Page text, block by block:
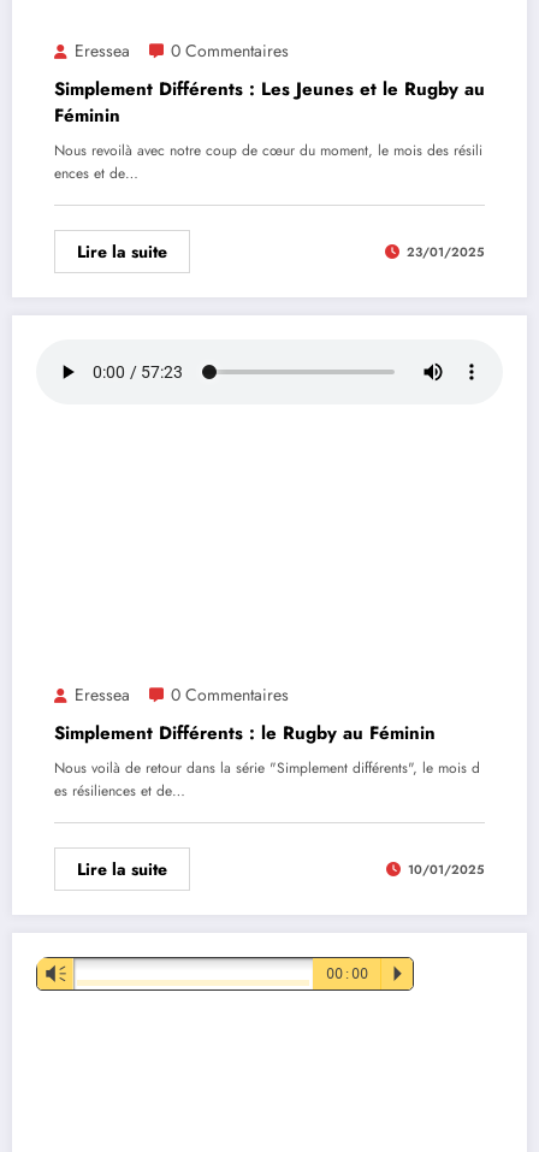
Eressea 0 Commentaires
Simplement Différents : Les Jeunes et le Rugby au
Féminin
Nous revoilà avec notre coup de cœur du moment, le mois des résili
ences et de…
Lire la suite 23/01/2025
Eressea 0 Commentaires
Simplement Différents : le Rugby au Féminin
Nous voilà de retour dans la série "Simplement différents", le mois d
es résiliences et de…
Lire la suite 10/01/2025
Lecteur
audio
Vm 00:00 P